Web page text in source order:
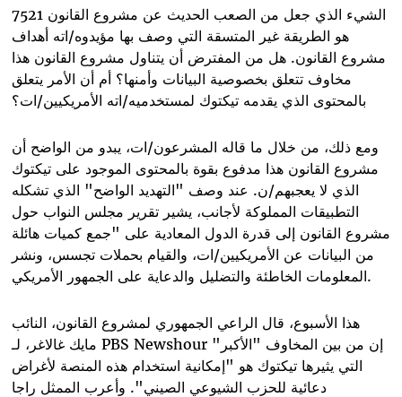
الشيء الذي جعل من الصعب الحديث عن مشروع القانون 7521
هو الطريقة غير المتسقة التي وصف بها مؤيدوه/اته أهداف
مشروع القانون. هل من المفترض أن يتناول مشروع القانون هذا
مخاوف تتعلق بخصوصية البيانات وأمنها؟ أم أن الأمر يتعلق
بالمحتوى الذي يقدمه تيكتوك لمستخدميه/اته الأمريكيين/ات؟
ومع ذلك، من خلال ما قاله المشرعون/ات، يبدو من الواضح أن
مشروع القانون هذا مدفوع بقوة بالمحتوى الموجود على تيكتوك
الذي لا يعجبهم/ن. عند وصف "التهديد الواضح" الذي تشكله
التطبيقات المملوكة لأجانب، يشير تقرير مجلس النواب حول
مشروع القانون إلى قدرة الدول المعادية على "جمع كميات هائلة
من البيانات عن الأمريكيين/ات، والقيام بحملات تجسس، ونشر
المعلومات الخاطئة والتضليل والدعاية على الجمهور الأمريكي.
هذا الأسبوع، قال الراعي الجمهوري لمشروع القانون، النائب
مايك غالاغر، لـ PBS Newshour إن من بين المخاوف "الأكبر"
التي يثيرها تيكتوك هو "إمكانية استخدام هذه المنصة لأغراض
دعائية للحزب الشيوعي الصيني". وأعرب الممثل راجا